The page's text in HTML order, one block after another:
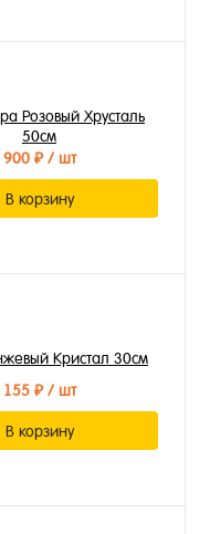
Розовый Хрусталь
50см
900 ₽/ шт
В корзину
Кристал 30см
155 ₽/ шт
В корзину